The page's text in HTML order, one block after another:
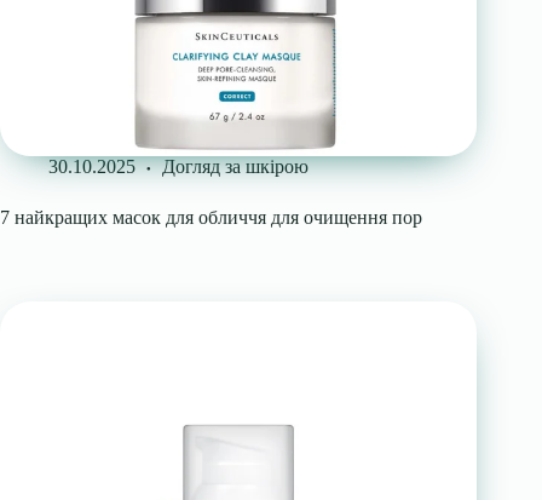
30.10.2025 Догляд за шкірою
7 найкращих масок для обличчя для очищення пор